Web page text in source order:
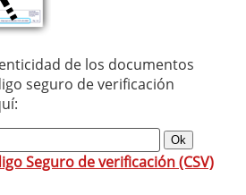
de los documentos
seguro de verificación
Seguro de verificación (CSV)